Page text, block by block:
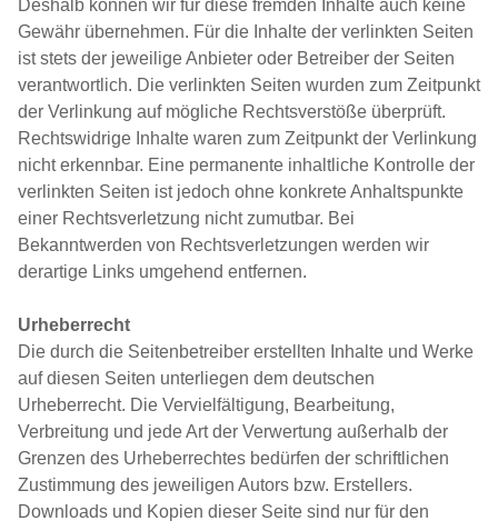
Deshalb können wir für diese fremden Inhalte auch keine
Gewähr über­neh­men. Für die Inhalte der ver­link­ten Seiten
ist stets der jeweilige Anbieter oder Betreiber der Seiten
ver­ant­wort­lich. Die ver­link­ten Seiten wurden zum Zeitpunkt
der Verlinkung auf mögliche Rechtsverstöße überprüft.
Rechtswidrige Inhalte waren zum Zeitpunkt der Verlinkung
nicht erkennbar. Eine per­ma­nen­te inhalt­li­che Kontrolle der
ver­link­ten Seiten ist jedoch ohne konkrete Anhaltspunkte
einer Rechtsverletzung nicht zumutbar. Bei
Bekanntwerden von Rechtsverletzungen werden wir
derartige Links umgehend entfernen.
Urheberrecht
Die durch die Seitenbetreiber erstell­ten Inhalte und Werke
auf diesen Seiten unter­lie­gen dem deutschen
Urheberrecht. Die Vervielfältigung, Bearbeitung,
Verbreitung und jede Art der Verwertung außerhalb der
Grenzen des Urheberrechtes bedürfen der schrift­li­chen
Zustimmung des jewei­li­gen Autors bzw. Erstellers.
Downloads und Kopien dieser Seite sind nur für den